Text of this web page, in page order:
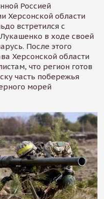
Россией
Херсонской области
встретился с
в ходе своей
После этого
Херсонской области
что регион готов
часть побережья
морей